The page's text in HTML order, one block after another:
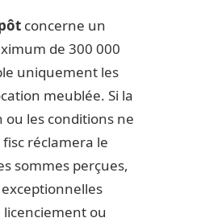
concerne un
de 300 000
uniquement les
meublée. Si la
les conditions ne
réclamera le
sommes perçues,
licenciement ou